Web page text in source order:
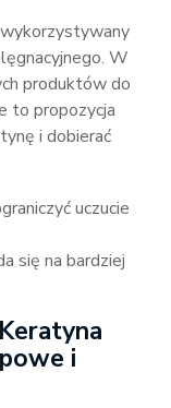
W
produktów do
to propozycja
i dobierać
uczucie
się na bardziej
i